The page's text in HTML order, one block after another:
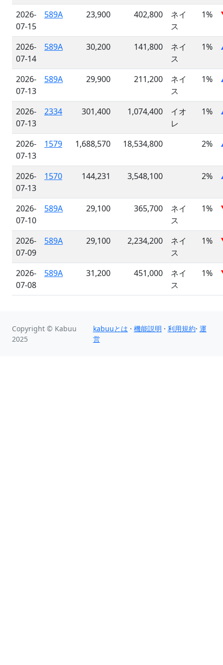
2026-
07-15
589A 23,900 402,800
ネイ
ス
1%
2026-
07-14
589A 30,200 141,800
ネイ
ス
1%
2026-
07-13
589A 29,900 211,200
ネイ
ス
1%
2026-
07-13
2334 301,400 1,074,400
イオ
レ
1%
2026-
07-13
1579 1,688,570 18,534,800 2%
2026-
07-13
1570 144,231 3,548,100 2%
2026-
07-10
589A 29,100 365,700
ネイ
ス
1%
2026-
07-09
589A 29,100 2,234,200
ネイ
ス
1%
2026-
07-08
589A 31,200 451,000
ネイ
ス
1%
Copyright © Kabuu
2025
kabuuとは · 機能説明 · 利用規約· 運
営